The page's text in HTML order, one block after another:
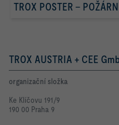
TROX POSTER –
TROX AUSTRIA + CEE
organizační složka
Ke Klíčovu 191/9
190 00 Praha 9